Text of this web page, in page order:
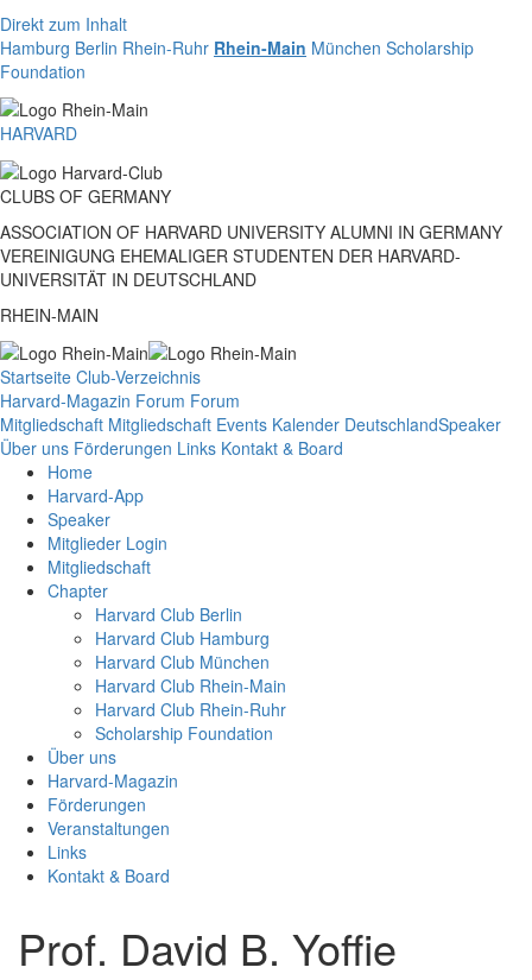
Direkt zum Inhalt
Hamburg Berlin Rhein-Ruhr Rhein-Main München Scholarship
Foundation
HARVARD
CLUBS OF GERMANY
ASSOCIATION OF HARVARD UNIVERSITY ALUMNI IN GERMANY
VEREINIGUNG EHEMALIGER STUDENTEN DER HARVARD-
UNIVERSITÄT IN DEUTSCHLAND
RHEIN-MAIN
Startseite Club-Verzeichnis
Harvard-Magazin Forum Forum
Mitgliedschaft Mitgliedschaft Events Kalender DeutschlandSpeaker
Über uns Förderungen Links Kontakt & Board
Home
Harvard-App
Speaker
Mitglieder Login
Mitgliedschaft
Chapter
Harvard Club Berlin
Harvard Club Hamburg
Harvard Club München
Harvard Club Rhein-Main
Harvard Club Rhein-Ruhr
Scholarship Foundation
Über uns
Harvard-Magazin
Förderungen
Veranstaltungen
Links
Kontakt & Board
Prof. David B. Yoffie